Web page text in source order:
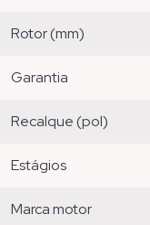
rotor (mm)
garantia
recalque (pol)
estágios
marca motor